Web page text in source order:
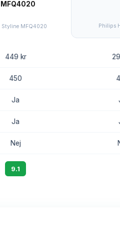
Styline MFQ4020 Philips
449 kr
450
Ja
Ja
Nej
9.1